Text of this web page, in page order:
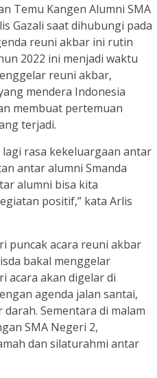
Temu Kangen Alumni SMA
Gazali saat dihubungi pada
reuni akbar ini rutin
2022 ini menjadi waktu
reuni akbar,
mendera Indonesia
membuat pertemuan
terjadi.
rasa kekeluargaan antar
antar alumni Smanda
alumni bisa kita
positif,” kata Arlis
puncak acara reuni akbar
bakal menggelar
acara akan digelar di
agenda jalan santai,
Sementara di malam
SMA Negeri 2,
dan silaturahmi antar